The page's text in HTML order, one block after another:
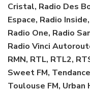
Cristal, Radio Des
Espace, Radio
Radio One, Radio
Radio Vinci
RMN, RTL, RTL2,
Sweet FM,
Toulouse FM,